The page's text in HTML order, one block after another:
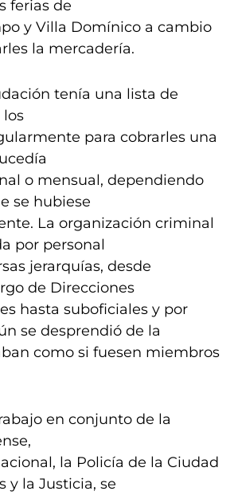
ferias de
y Villa Domínico a cambio
la mercadería.
tenía una lista de
los
para cobrarles una
o mensual, dependiendo
se hubiese
La organización criminal
por personal
jerarquías, desde
de Direcciones
hasta suboficiales y por
se desprendió de la
como si fuesen miembros
en conjunto de la
la Policía de la Ciudad
y la Justicia, se